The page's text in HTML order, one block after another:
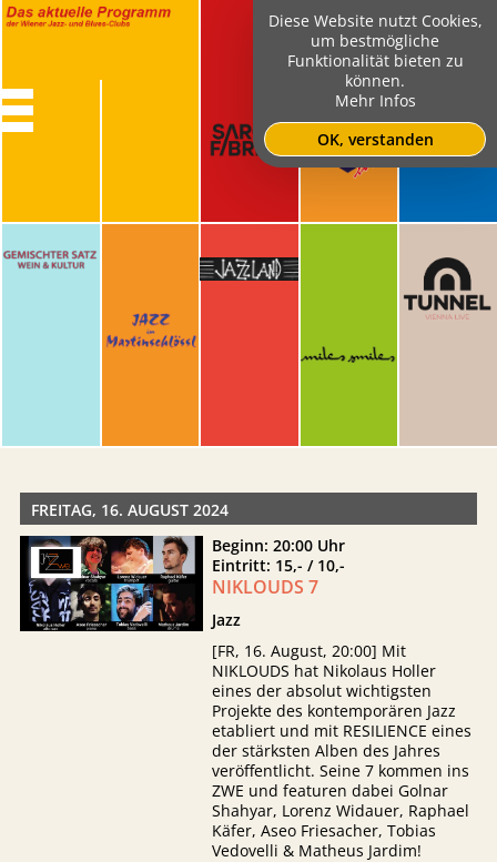
FREITAG, 16. AUGUST 2024
Beginn: 20:00 Uhr
Eintritt: 15,- / 10,-
NIKLOUDS 7
Jazz
[FR, 16. August, 20:00] Mit
NIKLOUDS hat Nikolaus Holler
eines der absolut wichtigsten
Projekte des kontemporären Jazz
etabliert und mit RESILIENCE eines
der stärksten Alben des Jahres
veröffentlicht. Seine 7 kommen ins
ZWE und featuren dabei Golnar
Shahyar, Lorenz Widauer, Raphael
Käfer, Aseo Friesacher, Tobias
Vedovelli & Matheus Jardim!
Diese Website nutzt Cookies,
um bestmögliche
Funktionalität bieten zu
können.
Mehr Infos
OK, verstanden